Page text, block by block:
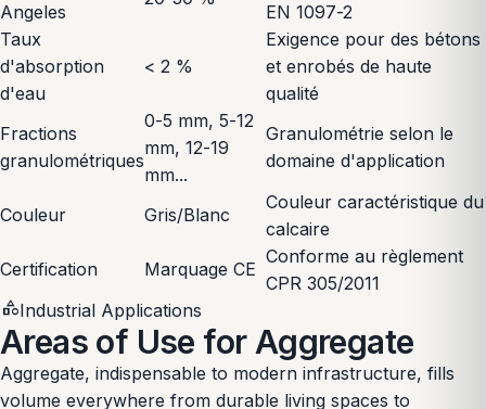
Angeles
EN 1097-2
Taux
d'absorption
d'eau
< 2 %
Exigence pour des bétons
et enrobés de haute
qualité
Fractions
granulométriques
0-5 mm, 5-12
mm, 12-19
mm...
Granulométrie selon le
domaine d'application
Couleur Gris/Blanc
Couleur caractéristique du
calcaire
Certification
Marquage CE
Conforme au règlement
CPR 305/2011
categoryIndustrial Applications
Areas of Use for Aggregate
Aggregate, indispensable to modern infrastructure, fills
volume everywhere from durable living spaces to